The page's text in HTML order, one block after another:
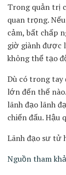
Trong quản trị
quan trọng.
cảm, bất chấp
giờ giành được
không thể tạo
Dù có trong tay
lớn đến thế
lãnh đạo lãnh
chiến đấu. Hậu
Lãnh đạo sư tử
Nguồn tham